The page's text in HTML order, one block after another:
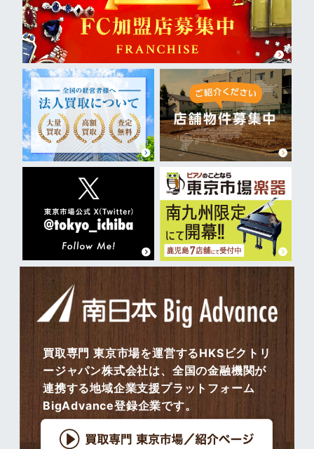
買取専門 東京市場を運営するHKSビクトリ
ージャパン株式会社は、全国の金融機関が
連携する地域企業支援プラットフォーム
BigAdvance登録企業です。